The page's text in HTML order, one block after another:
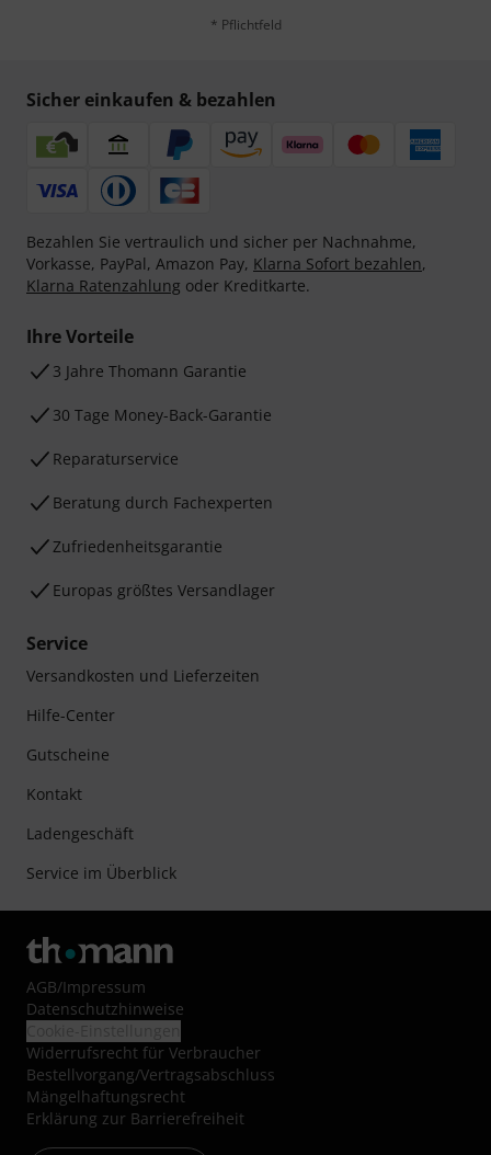
* Pflichtfeld
Sicher einkaufen & bezahlen
Bezahlen Sie vertraulich und sicher per Nachnahme,
Vorkasse, PayPal, Amazon Pay, Klarna Sofort bezahlen,
Klarna Ratenzahlung oder Kreditkarte.
Ihre Vorteile
3 Jahre Thomann Garantie
30 Tage Money-Back-Garantie
Reparaturservice
Beratung durch Fachexperten
Zufriedenheitsgarantie
Europas größtes Versandlager
Service
Versandkosten und Lieferzeiten
Hilfe-Center
Gutscheine
Kontakt
Ladengeschäft
Service im Überblick
AGB/Impressum
Datenschutzhinweise
Widerrufsrecht für Verbraucher
Bestellvorgang/Vertragsabschluss
Mängelhaftungsrecht
Erklärung zur Barrierefreiheit